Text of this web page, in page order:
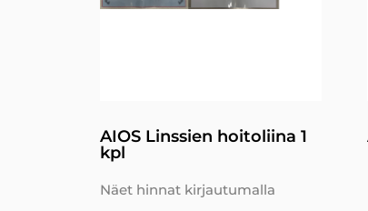
AIOS Linssien hoitoliina 1
kpl
Näet hinnat kirjautumalla